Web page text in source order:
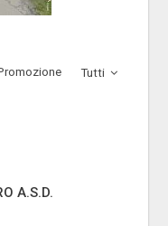
Tutti
A.S.D.